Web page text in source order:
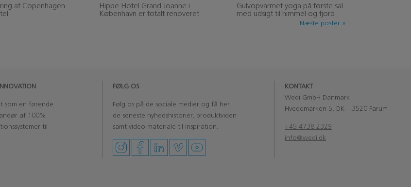
af Copenhagen
Hippe Hotel Grand Joanne i
København er totalt renoveret
Gulvopvarmet yoga på første sal
med udsigt til himmel og fjord
Næste poster »
som en førende
af 100%
til
FØLG OS
Følg os på de sociale medier og få her
de seneste nyhedshistorier, produktviden
samt video materiale til inspiration.
KONTAKT
Wedi GmbH Danmark
Hvedemarken 5, DK – 3520 Farum
+45 4738 2329
info@wedi.dk